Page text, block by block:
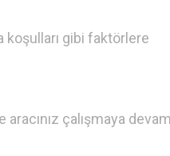
koşulları gibi faktörlere
çalışmaya devam